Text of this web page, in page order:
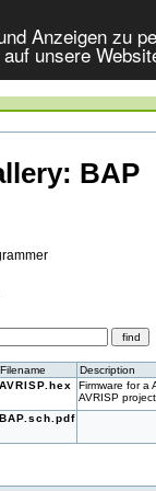
Anzeigen zu
unsere
BAP
Filename
Description
AVRISP.hex
Firmware for a
AVRISP
BAP.sch.pdf